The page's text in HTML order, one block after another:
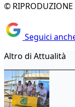
© RIPRODUZIONE
Seguici
Altro di Attualità